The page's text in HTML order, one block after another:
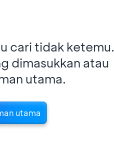
cari tidak ketemu.
dimasukkan atau
utama.
utama